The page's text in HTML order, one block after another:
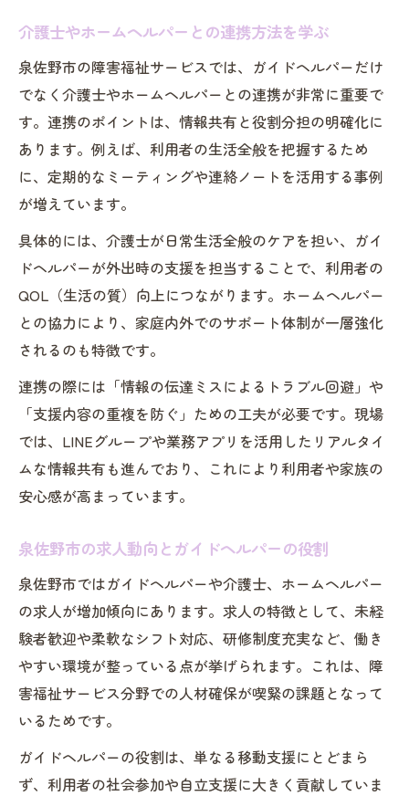
介護士やホームヘルパーとの連携方法を学ぶ
泉佐野市の障害福祉サービスでは、ガイドヘルパーだけ
でなく介護士やホームヘルパーとの連携が非常に重要で
す。連携のポイントは、情報共有と役割分担の明確化に
あります。例えば、利用者の生活全般を把握するため
に、定期的なミーティングや連絡ノートを活用する事例
が増えています。
具体的には、介護士が日常生活全般のケアを担い、ガイ
ドヘルパーが外出時の支援を担当することで、利用者の
QOL（生活の質）向上につながります。ホームヘルパー
との協力により、家庭内外でのサポート体制が一層強化
されるのも特徴です。
連携の際には「情報の伝達ミスによるトラブル回避」や
「支援内容の重複を防ぐ」ための工夫が必要です。現場
では、LINEグループや業務アプリを活用したリアルタイ
ムな情報共有も進んでおり、これにより利用者や家族の
安心感が高まっています。
泉佐野市の求人動向とガイドヘルパーの役割
泉佐野市ではガイドヘルパーや介護士、ホームヘルパー
の求人が増加傾向にあります。求人の特徴として、未経
験者歓迎や柔軟なシフト対応、研修制度充実など、働き
やすい環境が整っている点が挙げられます。これは、障
害福祉サービス分野での人材確保が喫緊の課題となって
いるためです。
ガイドヘルパーの役割は、単なる移動支援にとどまら
ず、利用者の社会参加や自立支援に大きく貢献していま